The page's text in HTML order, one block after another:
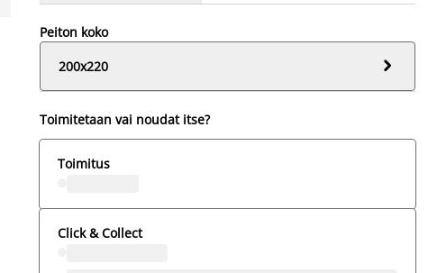
Peiton koko
200x220

Toimitetaan vai noudat itse?
Toimitus
Click & Collect